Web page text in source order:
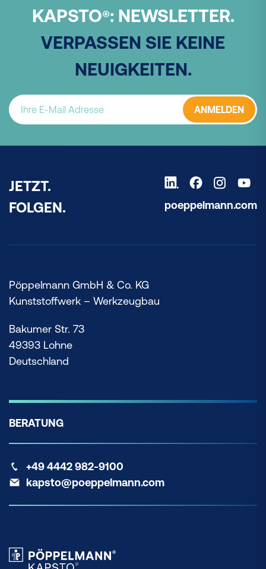
KAPSTO®: NEWSLETTER.
VERPASSEN SIE KEINE
NEUIGKEITEN.
ANMELDEN
JETZT.
FOLGEN.
poeppelmann.com
Pöppelmann GmbH & Co. KG
Kunststoffwerk – Werkzeugbau
Bakumer Str. 73
49393 Lohne
Deutschland
BERATUNG
+49 4442 982-9100
kapsto@poeppelmann.com